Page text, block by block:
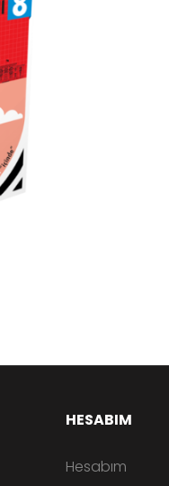
HESABIM
Hesabım